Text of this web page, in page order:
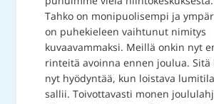
Tahko on monipuolisempi ja
on puhekieleen vaihtunut nimitys
kuvaavammaksi. Meillä onkin nyt
rinteitä avoinna ennen joulua. Sitä
nyt hyödyntää, kun loistava
sallii. Toivottavasti monen